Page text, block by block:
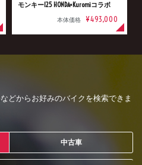
モンキー125 HONDA×Kuromiコラボ
本体価格 ¥493,000
どからお好みのバイクを検索できま
中古車